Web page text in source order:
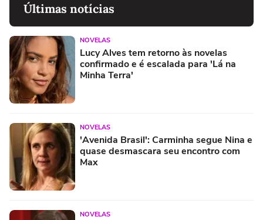
Últimas notícias
NOVELAS
Lucy Alves tem retorno às novelas
confirmado e é escalada para 'Lá na
Minha Terra'
NOVELAS
'Avenida Brasil': Carminha segue Nina e
quase desmascara seu encontro com
Max
NOVELAS